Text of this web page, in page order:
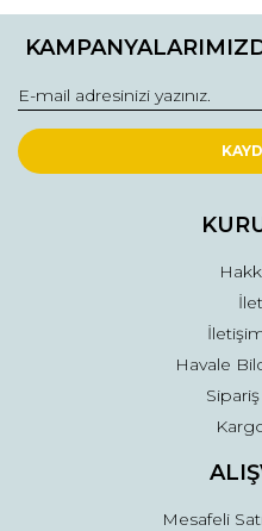
konularda yetersiz
Görüş ve önerileriniz için
Ürün resmi kalitesiz, bozuk
Ürün açıklamasında eksik
Ürün fiyatı diğer sitelerden
Havale
Mesafeli